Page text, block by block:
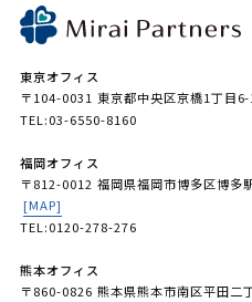
東京オフィス
〒104-0031 東京都中央区京橋1丁目
TEL:03-6550-8160
福岡オフィス
〒812-0012 福岡県福岡市博多区博多
[MAP]
TEL:0120-278-276
熊本オフィス
〒860-0826 熊本県熊本市南区平田二